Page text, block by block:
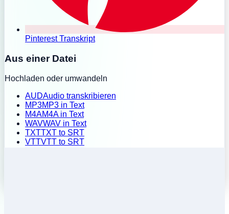
Pinterest Transkript
Aus einer Datei
Hochladen oder umwandeln
AUDAudio transkribieren
MP3MP3 in Text
M4AM4A in Text
WAVWAV in Text
TXTTXT to SRT
VTTVTT to SRT